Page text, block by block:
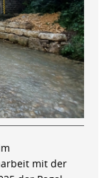
mit der